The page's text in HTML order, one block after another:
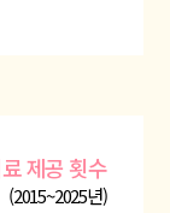
제공 횟수
(2015~2025년)